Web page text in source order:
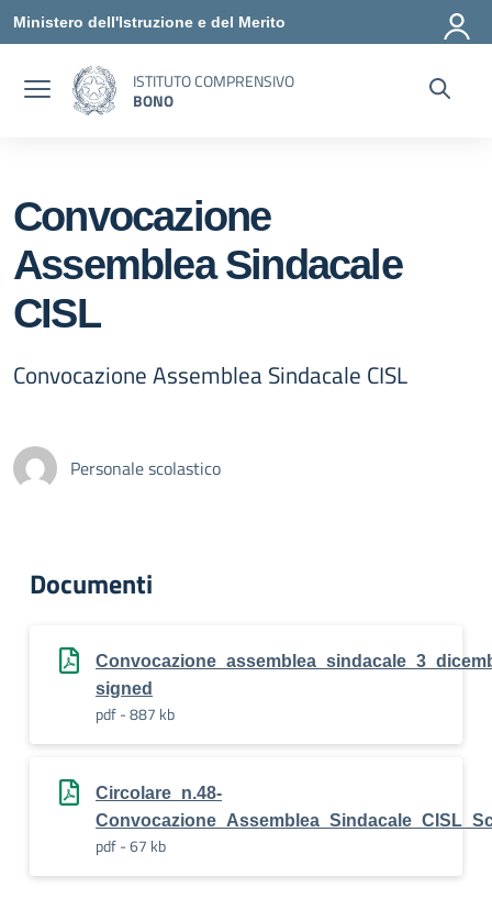
Vai ai contenuti
Vai al menu di navigazione
Vai al footer
Ministero dell'Istruzione e del Merito
ISTITUTO COMPRENSIVO
BONO
Convocazione
Assemblea Sindacale
CISL
Convocazione Assemblea Sindacale CISL
Personale scolastico
Documenti
signed
pdf - 887 kb
Circolare_n.48-
pdf - 67 kb